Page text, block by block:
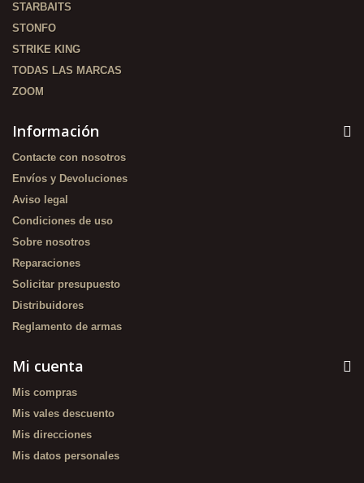
STARBAITS
STONFO
STRIKE KING
TODAS LAS MARCAS
ZOOM
Información
Contacte con nosotros
Envíos y Devoluciones
Aviso legal
Condiciones de uso
Sobre nosotros
Reparaciones
Solicitar presupuesto
Distribuidores
Reglamento de armas
Mi cuenta
Mis compras
Mis vales descuento
Mis direcciones
Mis datos personales